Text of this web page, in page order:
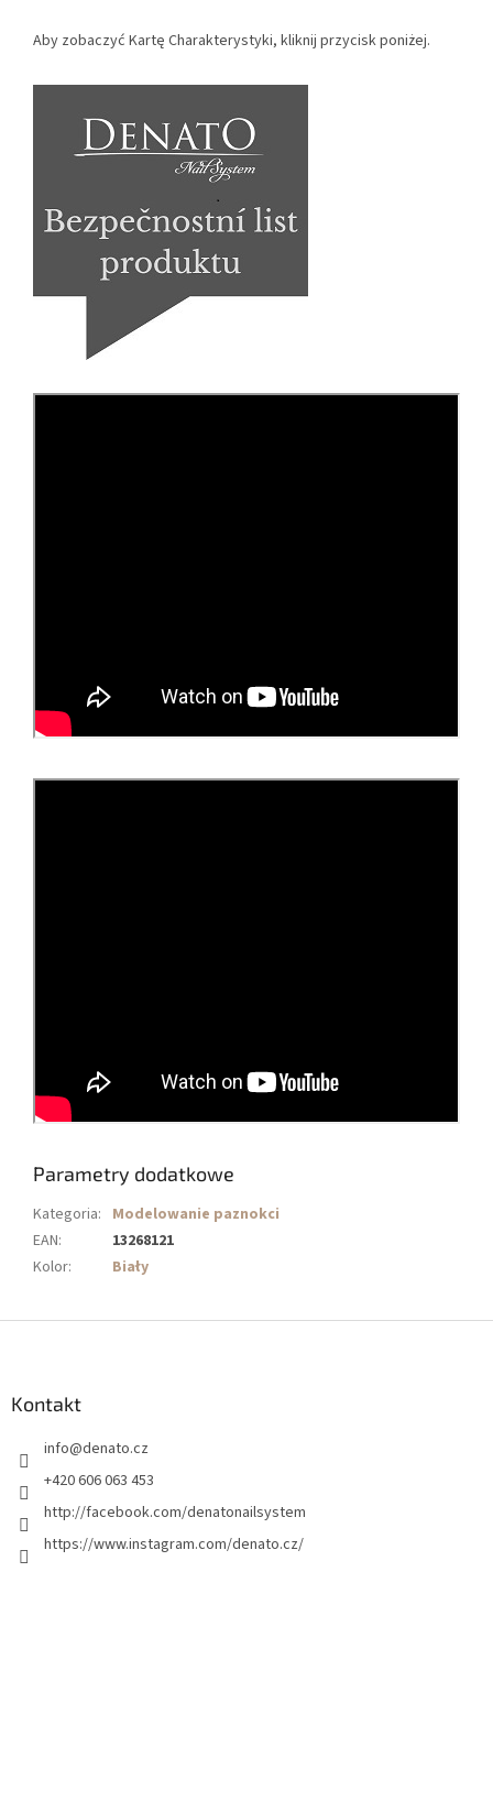
Aby zobaczyć Kartę Charakterystyki, kliknij przycisk poniżej.
Parametry dodatkowe
Kategoria: Modelowanie paznokci
EAN:
13268121
Kolor: Biały
Kontakt
info@denato.cz
+420 606 063 453
http://facebook.com/denatonailsystem
https://www.instagram.com/denato.cz/